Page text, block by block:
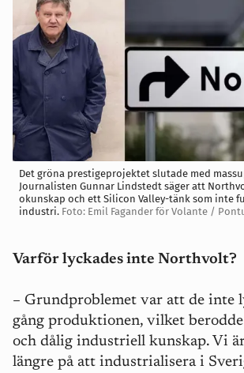
Det gröna prestigeprojektet slutade med
Journalisten Gunnar Lindstedt säger att
okunskap och ett Silicon Valley-tänk som inte
industri. Foto: Emil Fagander för Volante /
Varför lyckades inte Northvolt?
– Grundproblemet var att de inte
gång produktionen, vilket
och dålig industriell kunskap. Vi
längre på att industrialisera i